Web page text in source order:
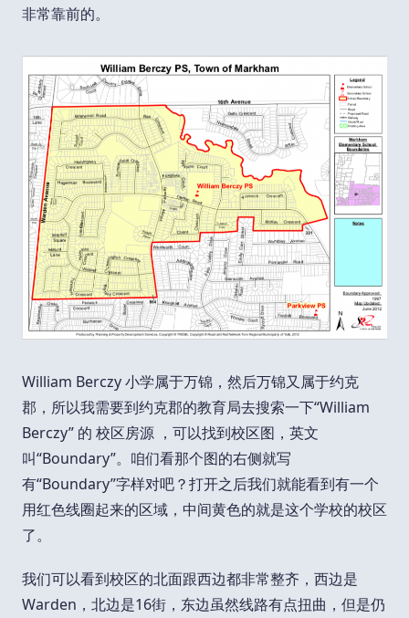
非常靠前的。
William Berczy 小学属于万锦，然后万锦又属于约克
郡，所以我需要到约克郡的教育局去搜索一下“William
Berczy” 的 校区房源 ，可以找到校区图，英文
叫“Boundary”。咱们看那个图的右侧就写
有“Boundary”字样对吧？打开之后我们就能看到有一个
用红色线圈起来的区域，中间黄色的就是这个学校的校区
了。
我们可以看到校区的北面跟西边都非常整齐，西边是
Warden，北边是16街，东边虽然线路有点扭曲，但是仍